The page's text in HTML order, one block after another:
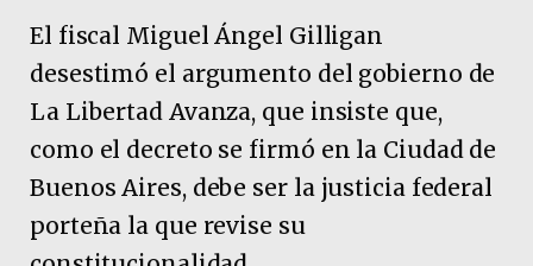
El fiscal Miguel Ángel Gilligan
desestimó el argumento del gobierno de
La Libertad Avanza, que insiste que,
como el decreto se firmó en la Ciudad de
Buenos Aires, debe ser la justicia federal
porteña la que revise su